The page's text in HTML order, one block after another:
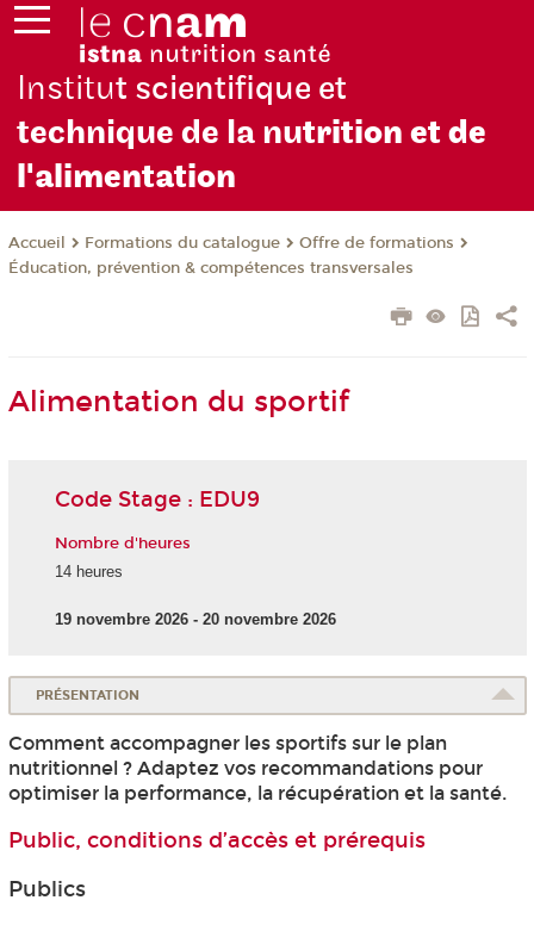
Institut scientifique et
technique de la nutrition et de
l'alimentation
Accueil Formations du catalogue
Offre de formations
Éducation, prévention & compétences transversales
Alimentation du sportif
Code Stage : EDU9
Nombre d'heures
14 heures
19 novembre 2026 - 20 novembre 2026
PRÉSENTATION
Comment accompagner les sportifs sur le plan
nutritionnel ? Adaptez vos recommandations pour
optimiser la performance, la récupération et la santé.
Public, conditions d’accès et prérequis
Publics